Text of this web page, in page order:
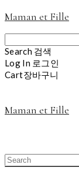
Maman et Fille
Search 검색
Log In 로그인
Cart장바구니
Maman et Fille